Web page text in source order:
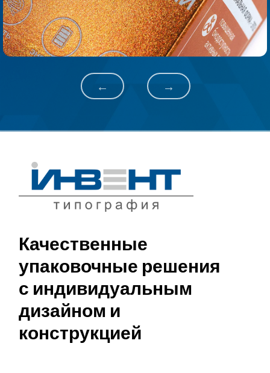
Previous Next
Качественные
упаковочные решения
с индивидуальным
дизайном и
конструкцией